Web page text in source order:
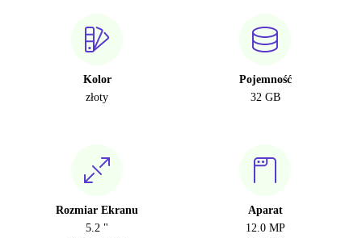
Kolor
złoty
Pojemność
32 GB
Rozmiar Ekranu
5.2 "
Aparat
12.0 MP